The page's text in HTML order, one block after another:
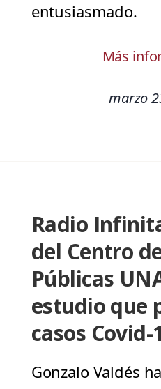
entusiasmado.
Más
marzo
Radio
del Centro
Públicas
estudio que
casos Covid-
Gonzalo Valdés